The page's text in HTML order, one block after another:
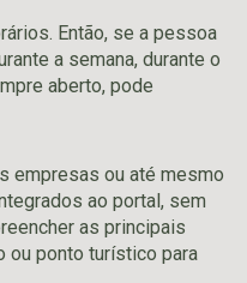
Então, se a pessoa
a semana, durante o
aberto, pode
empresas ou até mesmo
ao portal, sem
as principais
ou ponto turístico para